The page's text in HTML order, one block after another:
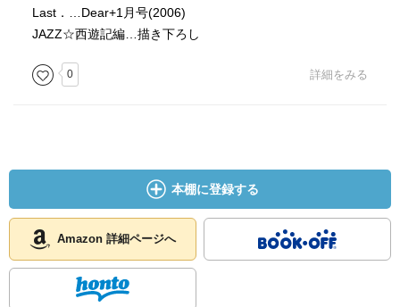
Last．…Dear+1月号(2006)
JAZZ☆西遊記編…描き下ろし
0 詳細をみる
本棚に登録する
Amazon 詳細ページへ